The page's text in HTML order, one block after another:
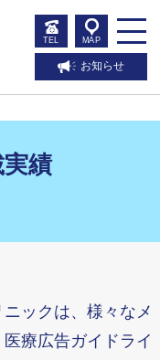
TEL MAP
お知らせ
績
ックは、様々なメ
療広告ガイドライ